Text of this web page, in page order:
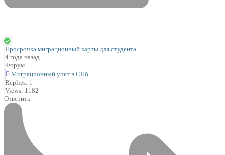
Просрочка миграционный карты для студента
4 года назад
Форум
Миграционный учет в СПб
Replies: 1
Views: 1182
Ответить